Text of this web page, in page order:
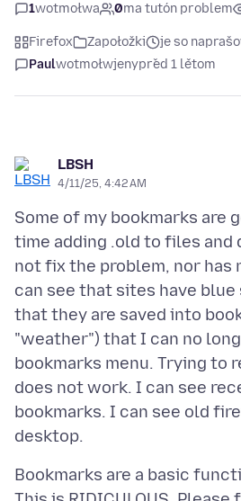
1wotmołwa 0ma tutón problem
Firefox Zapołožki
je so
Paulwotmołwjenypřed 1 lětom
LBSH
4/11/25, 4:42 AM
Some of my bookmarks are
time adding .old to files
not fix the problem, nor
can see that sites have
that they are saved into
"weather") that I can no
bookmarks menu. Trying to
does not work. I can see
bookmarks. I can see old
Bookmarks are a basic